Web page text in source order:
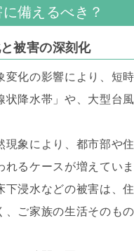
備えるべき？
被害の深刻化
変化の影響により、短
状降水帯」や、大型台
現象により、都市部や
れるケースが増えていま
下浸水などの被害は、
、ご家族の生活そのも